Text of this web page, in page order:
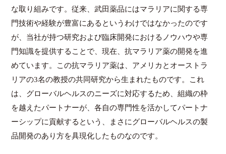
な取り組みです。従来、武田薬品にはマラリアに関する専
門技術や経験が豊富にあるというわけではなかったのです
が、当社が持つ研究および臨床開発におけるノウハウや専
門知識を提供することで、現在、抗マラリア薬の開発を進
めています。この抗マラリア薬は、アメリカとオーストラ
リアの3名の教授の共同研究から生まれたものです。これ
は、グローバルヘルスのニーズに対応するため、組織の枠
を越えたパートナーが、各自の専門性を活かしてパートナ
ーシップに貢献するという、まさにグローバルヘルスの製
品開発のあり方を具現化したものなのです。